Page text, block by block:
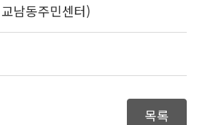
남동주민센터)
목록